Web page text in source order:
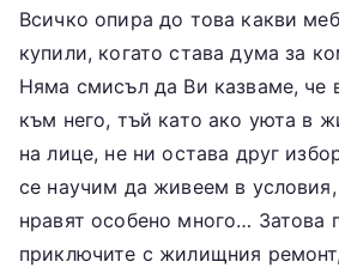
Всичко опира до това какви
купили, когато става дума за
Няма смисъл да Ви казваме, че
към него, тъй като ако уюта в
на лице, не ни остава друг
се научим да живеем в
нравят особено много… Затова
приключите с жилищния